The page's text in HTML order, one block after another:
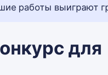
работы выиграют
для